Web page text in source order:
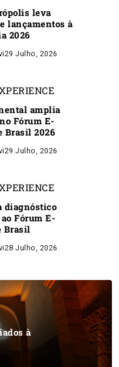
leva
lançamentos à
2026
29 Julho, 2026
amplia
Fórum E-
Brasil 2026
29 Julho, 2026
diagnóstico
Fórum E-
Brasil
28 Julho, 2026
à